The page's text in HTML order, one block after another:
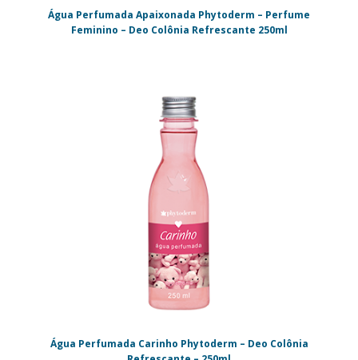
Água Perfumada Apaixonada Phytoderm – Perfume
Feminino – Deo Colônia Refrescante 250ml
Água Perfumada Carinho Phytoderm – Deo Colônia